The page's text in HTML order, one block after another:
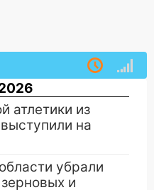
атлетики из
на
убрали
и